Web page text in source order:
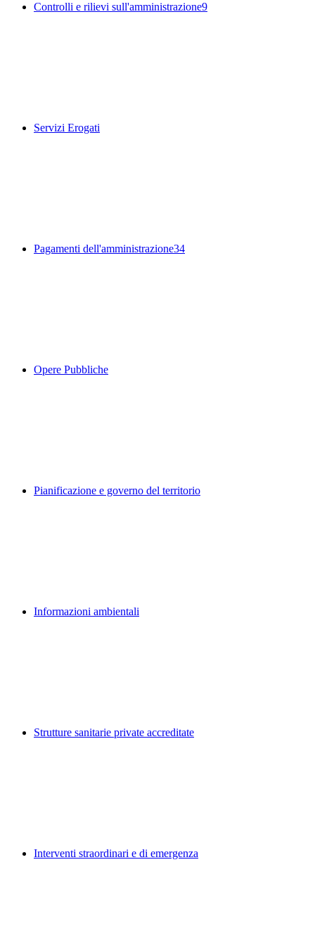
Controlli e rilievi sull'amministrazione9
Servizi Erogati
Pagamenti dell'amministrazione34
Opere Pubbliche
Pianificazione e governo del territorio
Informazioni ambientali
Strutture sanitarie private accreditate
Interventi straordinari e di emergenza